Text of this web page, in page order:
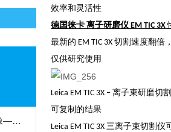
效率和灵活性
德国徕卡 离子研磨仪 EM TIC 3X
最新的 EM TIC 3X 切割速度翻
仅供研究使用
Leica EM TIC 3X – 离子束研磨切
可复制的结果
Leica EM TIC 3X 三离子束切割
精确三维定位，实现EM成像——掌握精髓